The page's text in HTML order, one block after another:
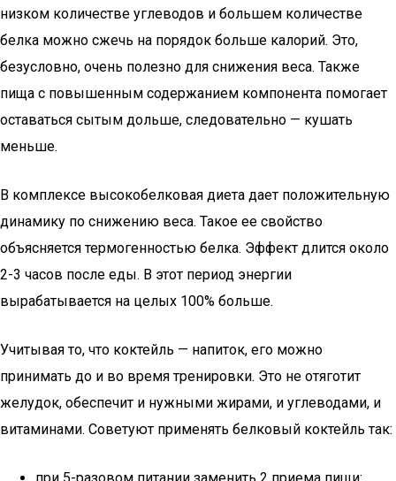
низком количестве углеводов и большем количестве
белка можно сжечь на порядок больше калорий. Это,
безусловно, очень полезно для снижения веса. Также
пища с повышенным содержанием компонента помогает
оставаться сытым дольше, следовательно — кушать
меньше.
В комплексе высокобелковая диета дает положительную
динамику по снижению веса. Такое ее свойство
объясняется термогенностью белка. Эффект длится около
2-3 часов после еды. В этот период энергии
вырабатывается на целых 100% больше.
Учитывая то, что коктейль — напиток, его можно
принимать до и во время тренировки. Это не отяготит
желудок, обеспечит и нужными жирами, и углеводами, и
витаминами. Советуют применять белковый коктейль так: